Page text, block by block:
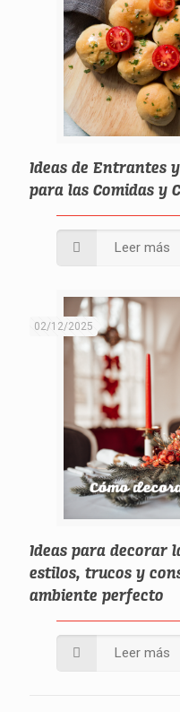
Ideas de Entrantes
para las Comidas y
Leer más
02/12/2025
Ideas para decorar
estilos, trucos y
ambiente perfecto
Leer más